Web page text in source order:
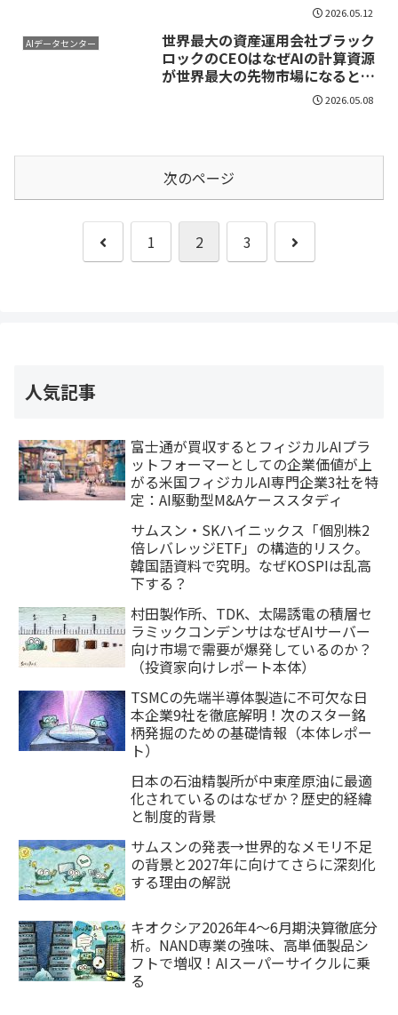
2026.05.12
AIデータセンター
世界最大の資産運用会社ブラック
ロックのCEOはなぜAIの計算資源
が世界最大の先物市場になると予
2026.05.08
次のページ
前
1 2 3
次
人気記事
富士通が買収するとフィジカルAIプラ
ットフォーマーとしての企業価値が上
がる米国フィジカルAI専門企業3社を特
定：AI駆動型M&Aケーススタディ
サムスン・SKハイニックス「個別株2
倍レバレッジETF」の構造的リスク。
韓国語資料で究明。なぜKOSPIは乱高
下する？
村田製作所、TDK、太陽誘電の積層セ
ラミックコンデンサはなぜAIサーバー
向け市場で需要が爆発しているのか？
（投資家向けレポート本体）
TSMCの先端半導体製造に不可欠な日
本企業9社を徹底解明！次のスター銘
柄発掘のための基礎情報（本体レポー
ト）
日本の石油精製所が中東産原油に最適
化されているのはなぜか？歴史的経緯
と制度的背景
サムスンの発表→世界的なメモリ不足
の背景と2027年に向けてさらに深刻化
する理由の解説
キオクシア2026年4〜6月期決算徹底分
析。NAND専業の強味、高単価製品シ
フトで増収！AIスーパーサイクルに乗
る